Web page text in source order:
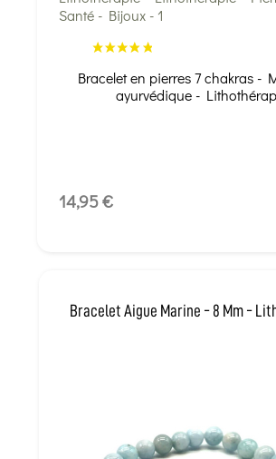
Bracelet en pierres 7 chakras -
ayurvédique -
14,95 €
Bracelet Aigue Marine - 8 Mm -